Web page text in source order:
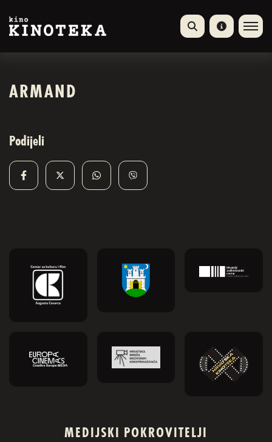
ARMAND
Podijeli
MEDIJSKI POKROVITELJI